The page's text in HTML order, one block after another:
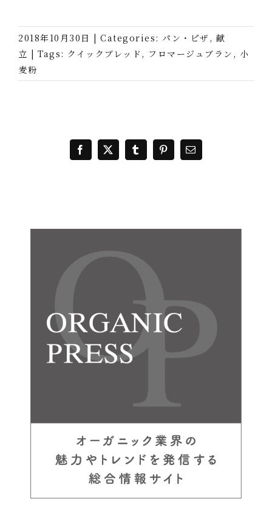
2018年10月30日 | Categories: パン・ピザ , 献
立 | Tags: クイックブレッド , フロマージュブラン , 小
麦粉
Facebook
X TumblrPinterest
電